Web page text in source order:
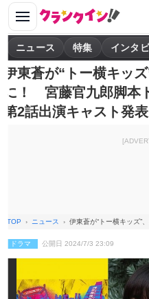
ニュース 特集 インタ
伊東蒼が“トー横キッ
に！ 宮藤官九郎脚本
第2話出演キャスト発表
TOP ニュース 伊東蒼が“トー横キッズ”
ドラマ 公開日 2024/7/3 23:09